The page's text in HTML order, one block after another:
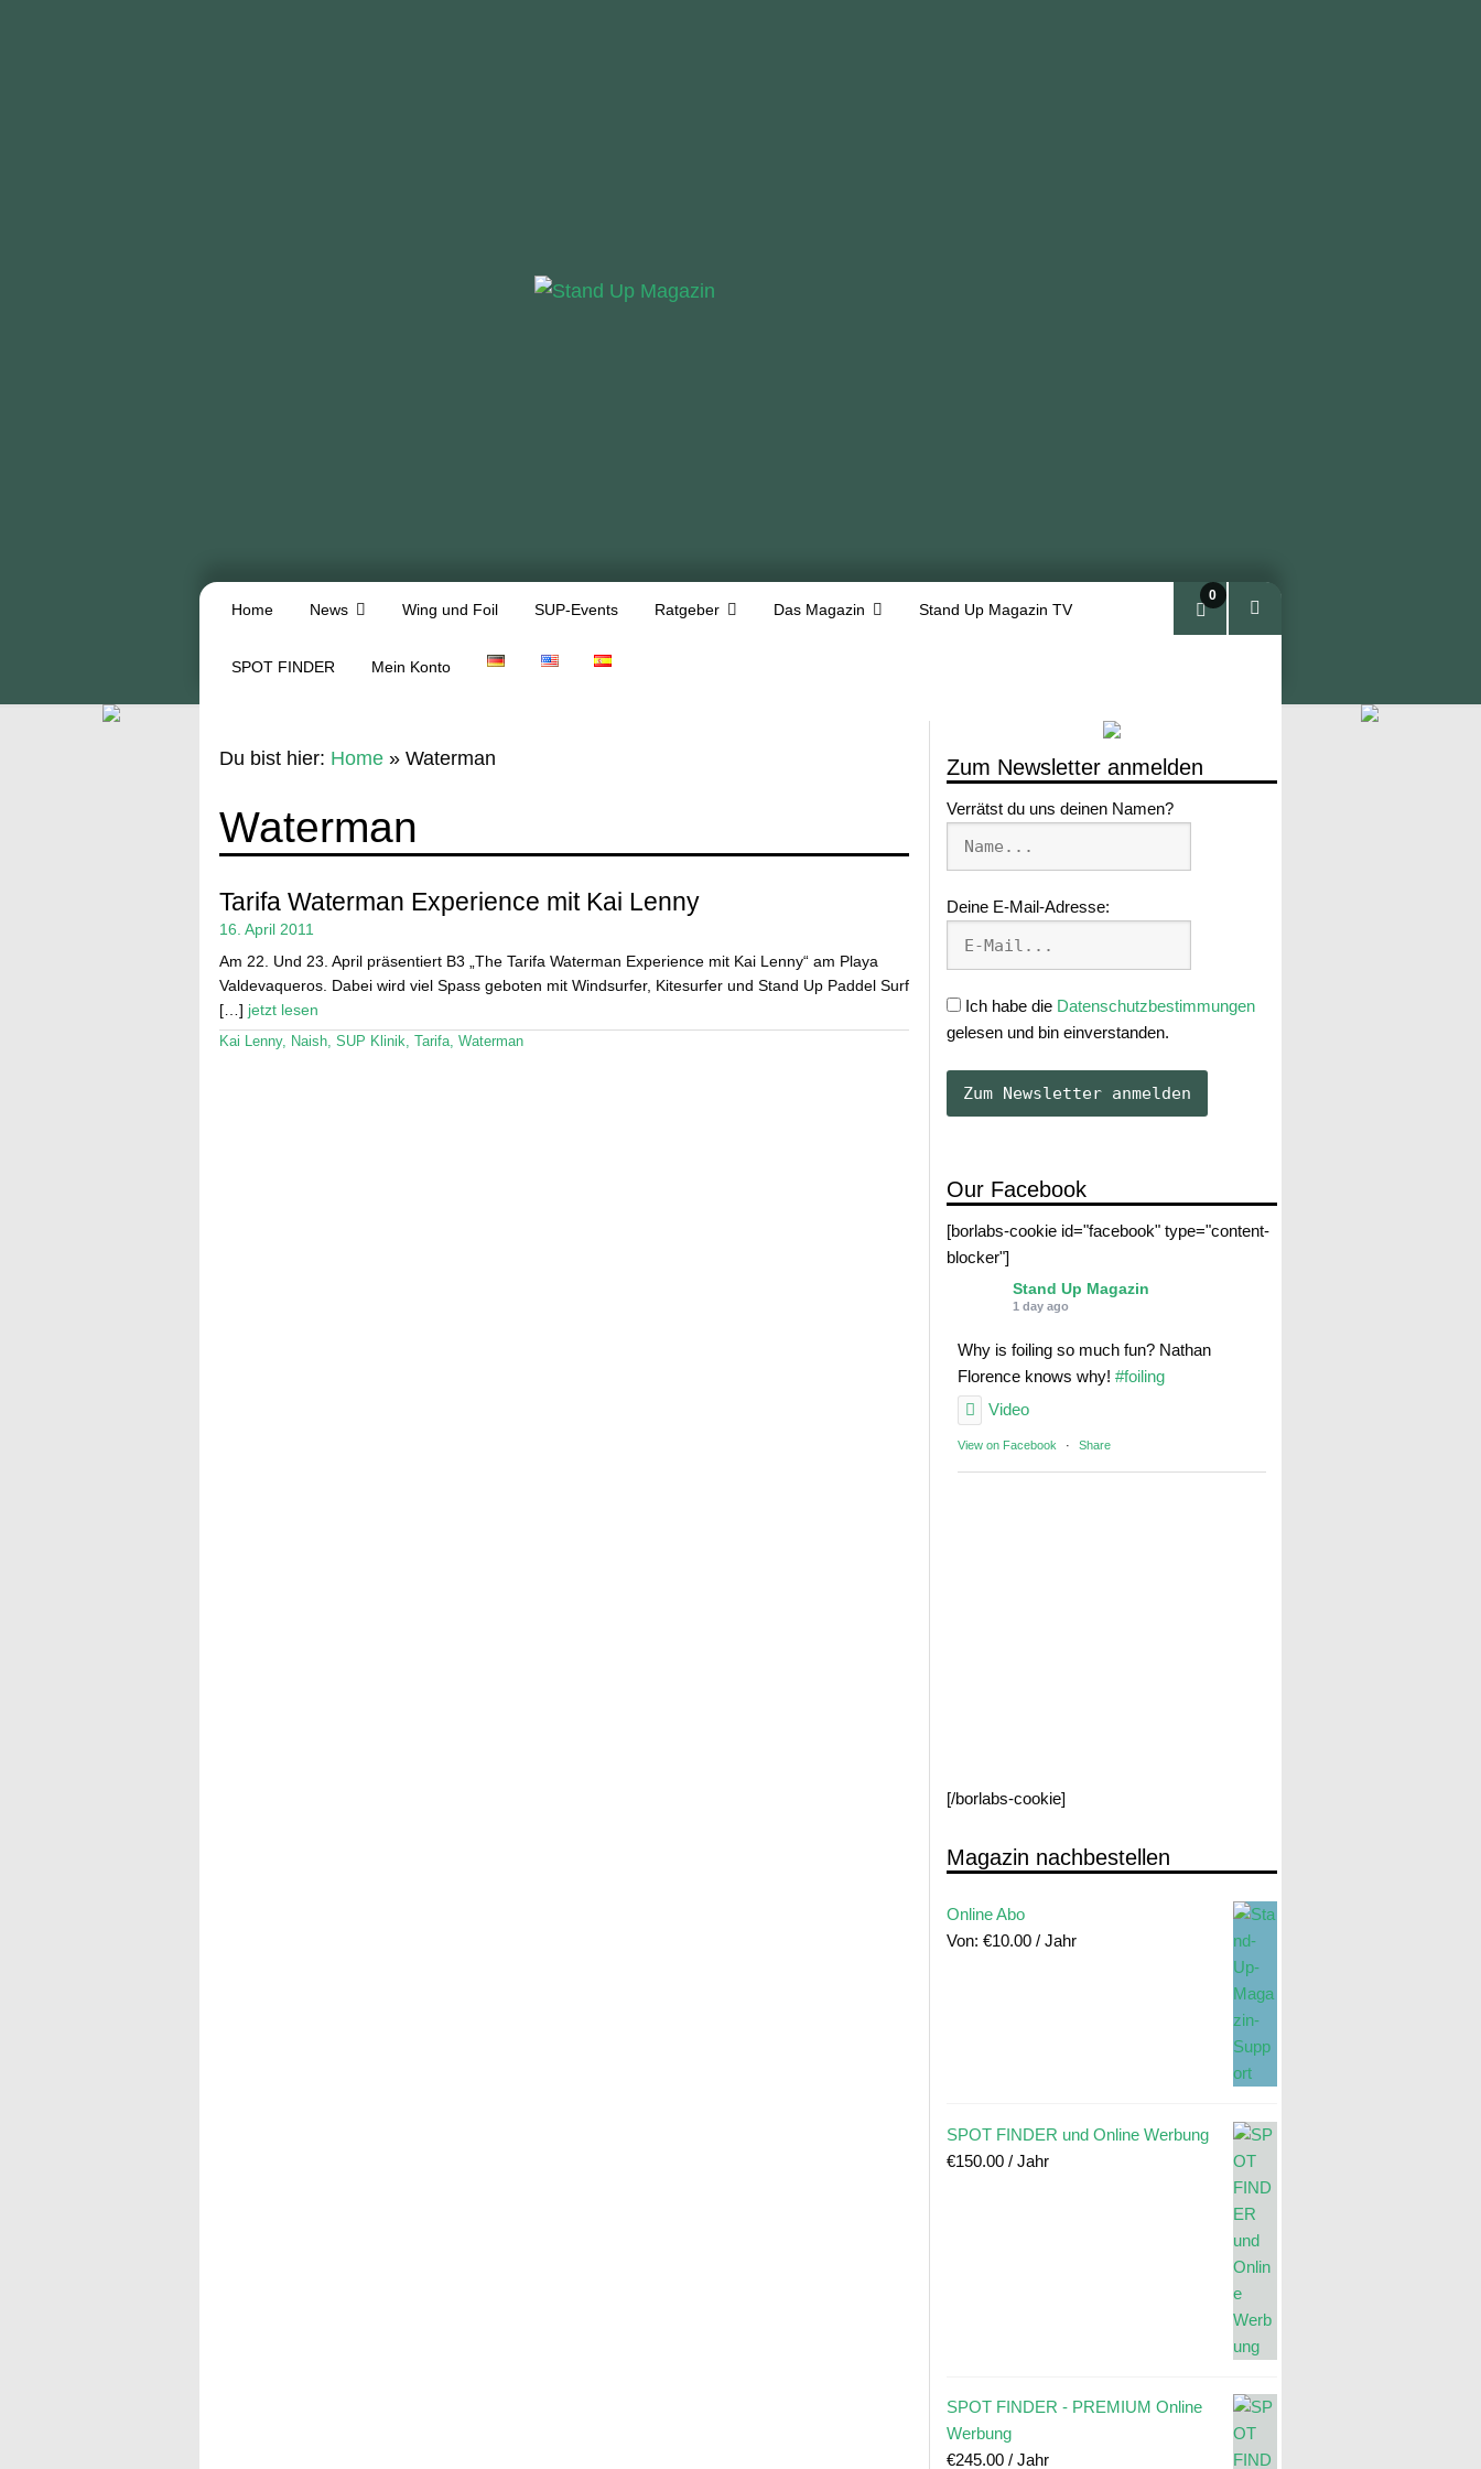
Home News Wing und Foil SUP-Events Ratgeber Das Magazin Stand Up Magazin TV
SPOT FINDER Mein Konto
0
Zum Newsletter anmelden
Verrätst du uns deinen Namen?
Deine E-Mail-Adresse:
Ich habe die Datenschutzbestimmungen
gelesen und bin einverstanden.
Our Facebook
[borlabs-cookie id="facebook" type="content-
blocker"]
Stand Up Magazin
1 day ago
Why is foiling so much fun? Nathan
Florence knows why! #foiling
Video
View on Facebook · Share
[/borlabs-cookie]
Magazin nachbestellen
Online Abo
Von: €10.00 / Jahr
SPOT FINDER und Online Werbung
€150.00 / Jahr
SPOT FINDER - PREMIUM Online
Werbung
€245.00 / Jahr
Du bist hier: Home» Waterman
Waterman
Tarifa Waterman Experience mit Kai Lenny
16. April 2011
Am 22. Und 23. April präsentiert B3 „The Tarifa Waterman Experience mit Kai Lenny“ am Playa
Valdevaqueros. Dabei wird viel Spass geboten mit Windsurfer, Kitesurfer und Stand Up Paddel Surf
[…] jetzt lesen
Kai Lenny, Naish, SUP Klinik, Tarifa, Waterman